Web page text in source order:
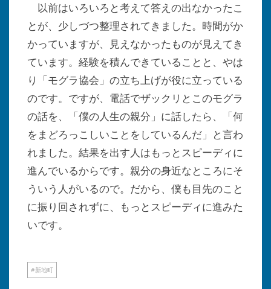
以前はいろいろと考えて答えの出なかったこ
とが、少しづつ整理されてきました。時間がか
かっていますが、見えなかったものが見えてき
ています。経験を積んできていることと、やは
り「モグラ協会」の立ち上げが役に立っている
のです。ですが、電話でザックリとこのモグラ
の話を、「僕の人生の親分」に話したら、「何
をまどろっこしいことをしているんだ」と言わ
れました。結果を出す人はもっとスピーディに
進んでいるからです。親分の身近なところにそ
ういう人がいるので。だから、僕も目先のこと
に振り回されずに、もっとスピーディに進みた
いです。
新地町